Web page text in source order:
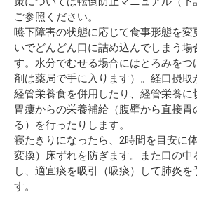
ご参照ください。
嚥下障害の状態に応じて食事形態を変
いでどんどん口に詰め込んでしまう
す。水分でむせる場合にはとろみをつ
剤は薬局で手に入ります）。経口摂取
経管栄養食を併用したり、経管栄養
胃瘻からの栄養補給（腹壁から直接
る）を行ったりします。
寝たきりになったら、2時間を目安に
変換）床ずれを防ぎます。また口の中
し、適宜痰を吸引（吸痰）して肺炎を
す。